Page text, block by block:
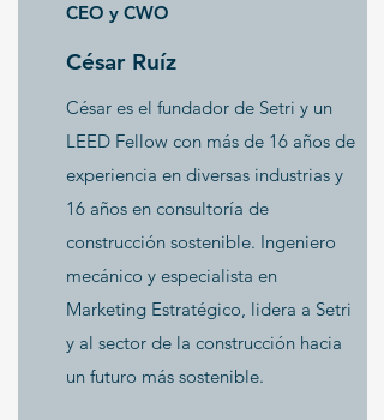
CEO y CWO
César Ruíz
César es el fundador de Setri y un
LEED Fellow con más de 16 años de
experiencia en diversas industrias y
16 años en consultoría de
construcción sostenible. Ingeniero
mecánico y especialista en
Marketing Estratégico, lidera a Setri
y al sector de la construcción hacia
un futuro más sostenible.